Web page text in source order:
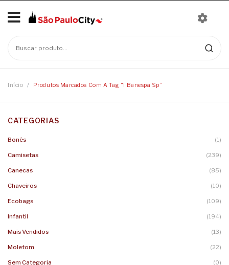
Bonés
Baby Look
Moletons
Camisetas Infantis
Chaveiros
Ecobags
Início / Produtos Marcados Com A Tag “i Banespa Sp”
CATEGORIAS
Bonés (1)
Camisetas (239)
Canecas (85)
Chaveiros (10)
Ecobags (109)
Infantil (194)
Mais Vendidos (13)
Moletom (22)
Sem Categoria (0)